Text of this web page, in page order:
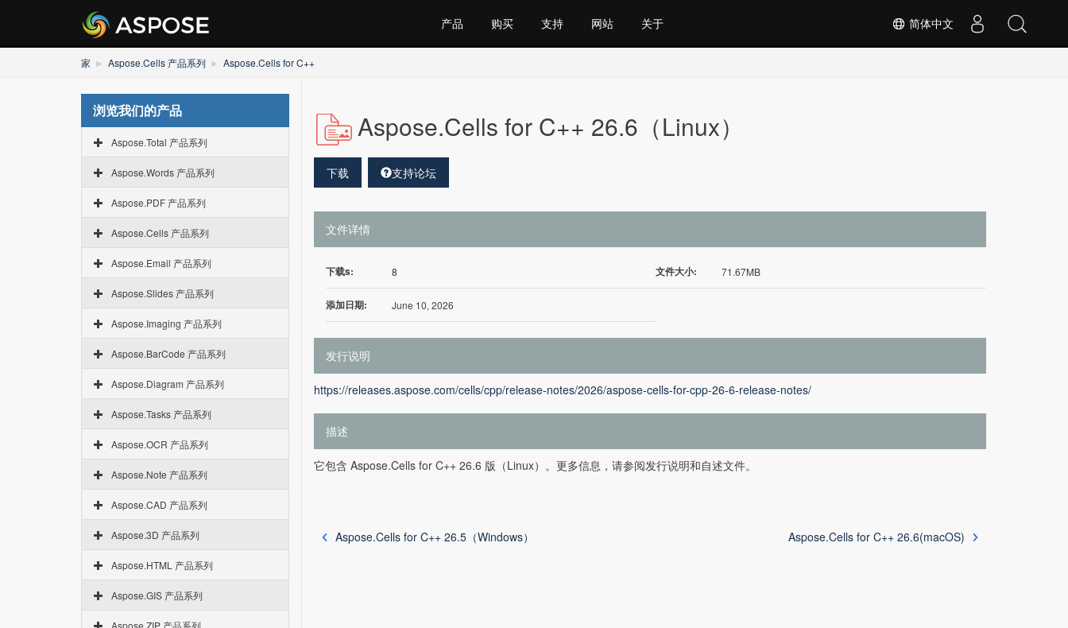
简体中文
产品 购买 支持 网站 关于
家 Aspose.Cells 产品系列 Aspose.Cells for C++
浏览我们的产品
Aspose.Total 产品系列
Aspose.Words 产品系列
Aspose.PDF 产品系列
Aspose.Cells 产品系列
Aspose.Email 产品系列
Aspose.Slides 产品系列
Aspose.Imaging 产品系列
Aspose.BarCode 产品系列
Aspose.Diagram 产品系列
Aspose.Tasks 产品系列
Aspose.OCR 产品系列
Aspose.Note 产品系列
Aspose.CAD 产品系列
Aspose.3D 产品系列
Aspose.HTML 产品系列
Aspose.GIS 产品系列
Aspose.ZIP 产品系列
Aspose.Cells for C++ 26.6（Linux）
下载 支持论坛
文件详情
下载s: 8 文件大小: 71.67MB
添加日期: June 10, 2026
发行说明
https://releases.aspose.com/cells/cpp/release-notes/2026/aspose-cells-for-cpp-26-6-release-notes/
描述
它包含 Aspose.Cells for C++ 26.6 版（Linux）。更多信息，请参阅发行说明和自述文件。
Aspose.Cells for C++ 26.5（Windows） Aspose.Cells for C++ 26.6(macOS)